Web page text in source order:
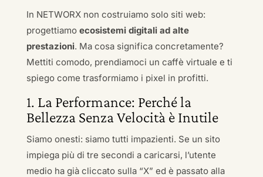
In NETWORX non costruiamo solo siti web:
progettiamo ecosistemi digitali ad alte
prestazioni. Ma cosa significa concretamente?
Mettiti comodo, prendiamoci un caffè virtuale e ti
spiego come trasformiamo i pixel in profitti.
1. La Performance: Perché la
Bellezza Senza Velocità è Inutile
Siamo onesti: siamo tutti impazienti. Se un sito
impiega più di tre secondi a caricarsi, l’utente
medio ha già cliccato sulla “X” ed è passato alla